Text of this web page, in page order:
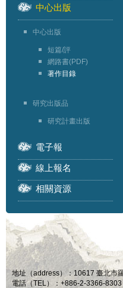
中心出版
中心出版
短篇/評
網路書(PDF)
著作目錄
研究出版品
研究計畫出版
電子報
線上報名
相關資源
地址（address）：10617 臺北市
電話（TEL）：+886-2-3366-8303